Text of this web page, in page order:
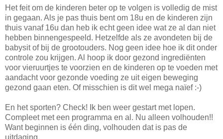
Het feit om de kinderen beter op te volgen is volledig de mist
in gegaan. Als je pas thuis bent om 18u en de kinderen zijn
thuis vanaf 16u dan heb ik echt geen idee wat ze al dan niet
hebben binnengespeeld. Hetzelfde als ze avondeten bij de
babysit of bij de grootouders. Nog geen idee hoe ik dit onder
controle zou krijgen. Al hoop ik door gezond ingrediënten
voor vieruurtjes te voorzien en de kinderen op te voeden met
aandacht voor gezonde voeding ze uit eigen beweging
gezond gaan eten. Of misschien is dit wel mega naïef :-)
En het sporten? Check! Ik ben weer gestart met lopen.
Compleet met een programma en al. Nu alleen volhouden!!
Want beginnen is één ding, volhouden dat is pas de
uitdaging.